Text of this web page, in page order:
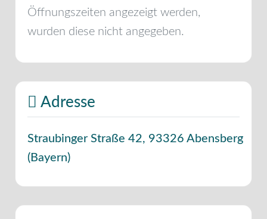
Öffnungszeiten angezeigt werden,
wurden diese nicht angegeben.
Adresse
Straubinger Straße 42, 93326 Abensberg
(Bayern)